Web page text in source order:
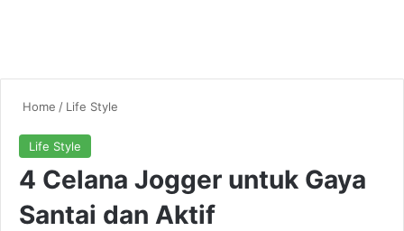
Home / Life Style
Life Style
4 Celana Jogger untuk Gaya
Santai dan Aktif